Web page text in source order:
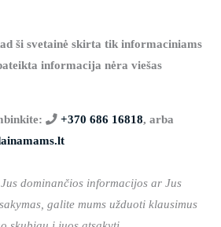
ši svetainė skirta tik informaciniams
informacija nėra viešas
+370 686 16818, arba
dominančios informacijos ar Jus
galite mums užduoti klausimus